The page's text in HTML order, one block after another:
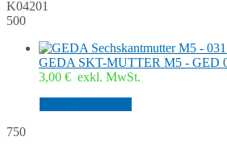
K04201
500
GEDA SKT-MUTTER M5 - GED
3,00 € exkl. MwSt.
750